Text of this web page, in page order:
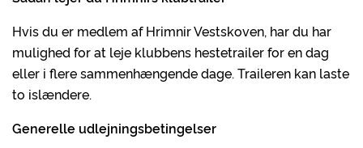
Hvis du er medlem af Hrimnir Vestskoven, har du har
mulighed for at leje klubbens hestetrailer for en dag
eller i flere sammenhængende dage. Traileren kan laste
to islændere.
Generelle udlejningsbetingelser